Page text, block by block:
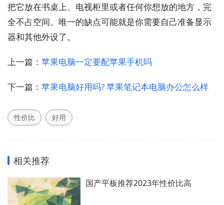
把它放在书桌上、电视柜里或者任何你想放的地方，完
全不占空间。唯一的缺点可能就是你需要自己准备显示
器和其他外设了。
上一篇： 苹果电脑一定要配苹果手机吗
下一篇： 苹果电脑好用吗? 苹果笔记本电脑办公怎么样
性价比 好用
相关推荐
国产平板推荐2023年性价比高